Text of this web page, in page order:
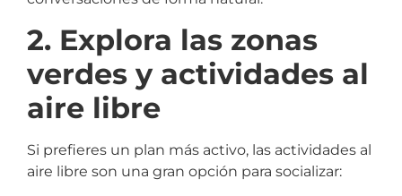
2. Explora las zonas
verdes y actividades al
aire libre
Si prefieres un plan más activo, las actividades al
aire libre son una gran opción para socializar: